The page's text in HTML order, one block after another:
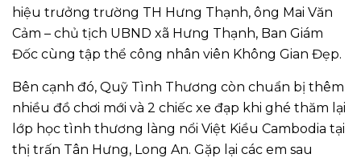
hiệu trưởng trường TH Hưng Thạnh, ông Mai Văn
Cảm – chủ tịch UBND xã Hưng Thạnh, Ban Giám
Đốc cùng tập thể công nhân viên Không Gian Đẹp.
Bên cạnh đó, Quỹ Tình Thương còn chuẩn bị thêm
nhiều đồ chơi mới và 2 chiếc xe đạp khi ghé thăm lại
lớp học tình thương làng nổi Việt Kiều Cambodia tại
thị trấn Tân Hưng, Long An. Gặp lại các em sau